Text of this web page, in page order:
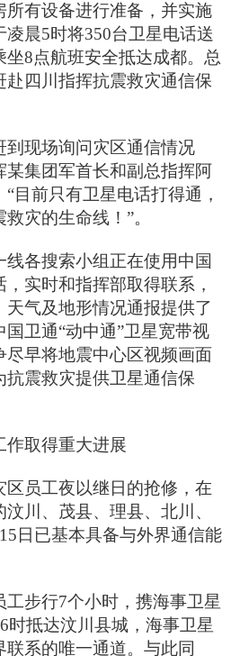
所有设备进行准备，并实施
晨5时将350台卫星电话送
8点航班安全抵达成都。总
赴四川指挥抗震救灾通信保
现场询问灾区通信情况
某集团军首长和副总指挥阿
目前只有卫星电话打得通，
灾的生命线！”。
各搜索小组正在使用中国
实时和指挥部取得联系，
气及地形情况通报提供了
卫通“动中通”卫星宽带视
尽早将地震中心区视频画面
抗震救灾提供卫星通信保
取得重大进展
员工夜以继日的抢修，在
川、茂县、理县、北川、
日已基本具备与外界通信能
步行7个小时，携海事卫星
时抵达汶川县城，海事卫星
系的唯一通道。与此同